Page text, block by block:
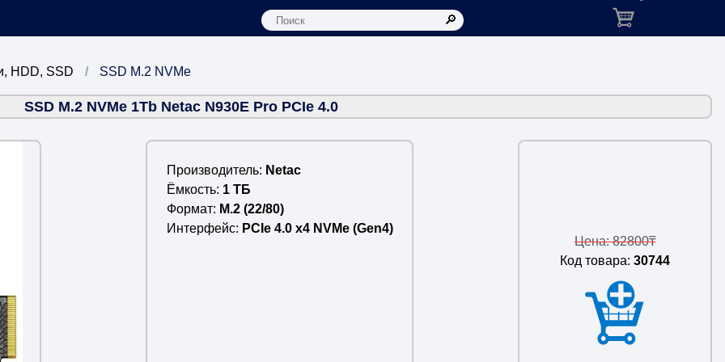
Корзина: товаров в
SSD M.2 NVMe
HDD, SSD
SSD M.2 NVMe 1Tb Netac N930E Pro PCIe 4.0
Производитель
Netac
Ёмкость 1 ТБ
Формат
M.2 (22/80)
Интерфейс
PCIe 4.0 x4 NVMe (Gen4)
Цена: 82800₸
Код товара: 30744